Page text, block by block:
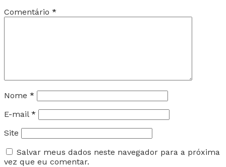
Comentário *
Nome *
E-mail *
Site
Salvar meus dados neste navegador para a próxima
vez que eu comentar.